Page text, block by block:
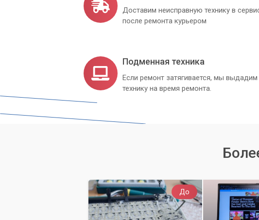
Доставим неисправную технику в
после ремонта курьером
Подменная техника
Если ремонт затягивается, мы
технику на время ремонта.
До